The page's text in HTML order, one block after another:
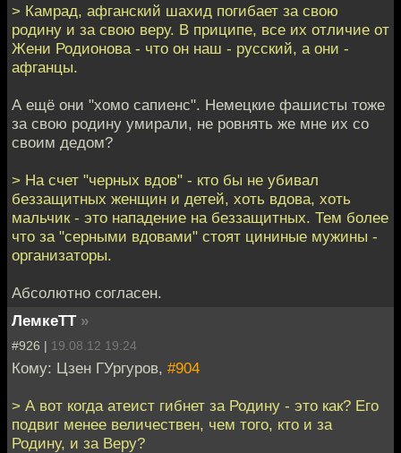
> Камрад, афганский шахид погибает за свою
родину и за свою веру. В приципе, все их отличие от
Жени Родионова - что он наш - русский, а они -
афганцы.
А ещё они "хомо сапиенс". Немецкие фашисты тоже
за свою родину умирали, не ровнять же мне их со
своим дедом?
> На счет "черных вдов" - кто бы не убивал
беззащитных женщин и детей, хоть вдова, хоть
мальчик - это нападение на беззащитных. Тем более
что за "серными вдовами" стоят цининые мужины -
организаторы.
Абсолютно согласен.
ЛемкеТТ »
#926 | 19.08.12 19:24
Кому: Цзен ГУргуров, #904
> А вот когда атеист гибнет за Родину - это как? Его
подвиг менее величествен, чем того, кто и за
Родину, и за Веру?